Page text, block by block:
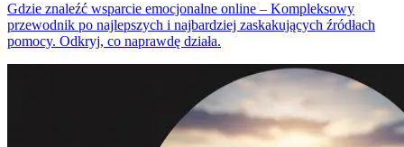
Gdzie znaleźć wsparcie emocjonalne online – Kompleksowy
przewodnik po najlepszych i najbardziej zaskakujących źródłach
pomocy. Odkryj, co naprawdę działa.